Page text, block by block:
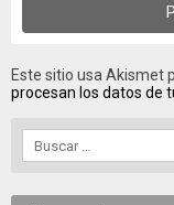
Este sitio usa Akismet
procesan los datos de